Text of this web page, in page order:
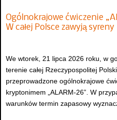
Ogólnokrajowe ćwiczenie
W całej Polsce zawyją syreny
We wtorek, 21 lipca 2026 roku, w
terenie całej Rzeczypospolitej
przeprowadzone ogólnokrajowe
kryptonimem „ALARM-26”. W
warunków termin zapasowy